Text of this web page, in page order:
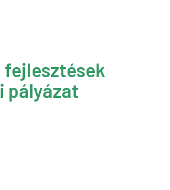
fejlesztések
pályázat